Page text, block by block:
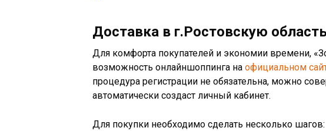
Доставка в г.Ростовскую
Для комфорта покупателей и экономии времени,
возможность онлайншоппинга на официальном
процедура регистрации не обязательна, можно
автоматически создаст личный кабинет.
Для покупки необходимо сделать несколько шагов: